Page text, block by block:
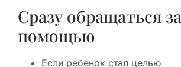
Сразу обращаться за
помощью
Если ребенок стал целью